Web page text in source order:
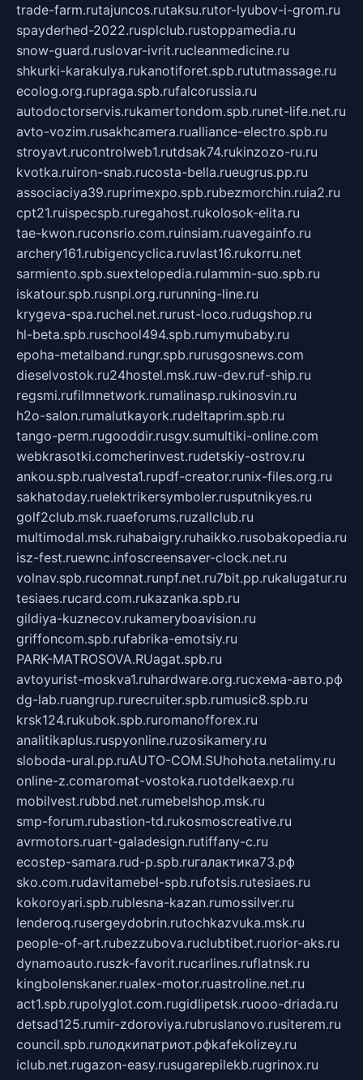
trade-farm.rutajuncos.rutaksu.rutor-lyubov-i-grom.ru
spayderhed-2022.rusplclub.rustoppamedia.ru
snow-guard.ruslovar-ivrit.rucleanmedicine.ru
shkurki-karakulya.rukanotiforet.spb.rututmassage.ru
ecolog.org.rupraga.spb.rufalcorussia.ru
autodoctorservis.rukamertondom.spb.runet-life.net.ru
avto-vozim.rusakhcamera.rualliance-electro.spb.ru
stroyavt.rucontrolweb1.rutdsak74.rukinzozo-ru.ru
kvotka.ruiron-snab.rucosta-bella.rueugrus.pp.ru
associaciya39.ruprimexpo.spb.rubezmorchin.ruia2.ru
cpt21.ruispecspb.ruregahost.rukolosok-elita.ru
tae-kwon.ruconsrio.com.ruinsiam.ruavegainfo.ru
archery161.rubigencyclica.ruvlast16.rukorru.net
sarmiento.spb.suextelopedia.rulammin-suo.spb.ru
iskatour.spb.rusnpi.org.rurunning-line.ru
krygeva-spa.ruchel.net.rurust-loco.rudugshop.ru
hl-beta.spb.ruschool494.spb.rumymubaby.ru
epoha-metalband.rungr.spb.rurusgosnews.com
dieselvostok.ru24hostel.msk.ruw-dev.ruf-ship.ru
regsmi.rufilmnetwork.rumalinasp.rukinosvin.ru
h2o-salon.rumalutkayork.rudeltaprim.spb.ru
tango-perm.rugooddir.rusgv.sumultiki-online.com
webkrasotki.comcherinvest.rudetskiy-ostrov.ru
ankou.spb.rualvesta1.rupdf-creator.runix-files.org.ru
sakhatoday.ruelektrikersymboler.rusputnikyes.ru
golf2club.msk.ruaeforums.ruzallclub.ru
multimodal.msk.ruhabaigry.ruhaikko.rusobakopedia.ru
isz-fest.ruewnc.infoscreensaver-clock.net.ru
volnav.spb.rucomnat.runpf.net.ru7bit.pp.rukalugatur.ru
tesiaes.rucard.com.rukazanka.spb.ru
gildiya-kuznecov.rukameryboavision.ru
griffoncom.spb.rufabrika-emotsiy.ru
PARK-MATROSOVA.RUagat.spb.ru
avtoyurist-moskva1.ruhardware.org.ruсхема-авто.рф
dg-lab.ruangrup.rurecruiter.spb.rumusic8.spb.ru
krsk124.rukubok.spb.ruromanofforex.ru
analitikaplus.ruspyonline.ruzosikamery.ru
sloboda-ural.pp.ruAUTO-COM.SUhohota.netalimy.ru
online-z.comaromat-vostoka.ruotdelkaexp.ru
mobilvest.rubbd.net.rumebelshop.msk.ru
smp-forum.rubastion-td.rukosmoscreative.ru
avrmotors.ruart-galadesign.rutiffany-c.ru
ecostep-samara.rud-p.spb.ruгалактика73.рф
sko.com.rudavitamebel-spb.rufotsis.rutesiaes.ru
kokoroyari.spb.rublesna-kazan.rumossilver.ru
lenderoq.rusergeydobrin.rutochkazvuka.msk.ru
people-of-art.rubezzubova.ruclubtibet.ruorior-aks.ru
dynamoauto.ruszk-favorit.rucarlines.ruflatnsk.ru
kingbolenskaner.rualex-motor.ruastroline.net.ru
act1.spb.rupolyglot.com.rugidlipetsk.ruooo-driada.ru
detsad125.rumir-zdoroviya.rubruslanovo.rusiterem.ru
council.spb.ruлодкипатриот.рфkafekolizey.ru
iclub.net.rugazon-easy.rusugarepilekb.rugrinox.ru